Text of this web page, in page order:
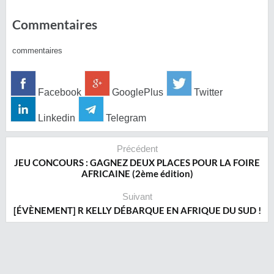
Commentaires
commentaires
Facebook GooglePlus Twitter
Linkedin Telegram
Précédent
JEU CONCOURS : GAGNEZ DEUX PLACES POUR LA FOIRE
AFRICAINE (2ème édition)
Suivant
[ÉVÈNEMENT] R KELLY DÉBARQUE EN AFRIQUE DU SUD !